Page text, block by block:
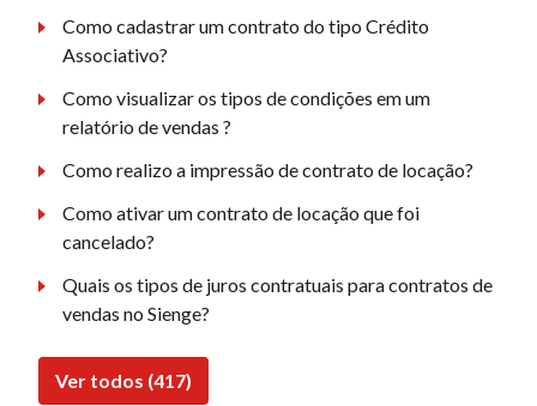
Como cadastrar um contrato do tipo Crédito
Associativo?
Como visualizar os tipos de condições em um
relatório de vendas ?
Como realizo a impressão de contrato de locação?
Como ativar um contrato de locação que foi
cancelado?
Quais os tipos de juros contratuais para contratos de
vendas no Sienge?
Ver todos (417)